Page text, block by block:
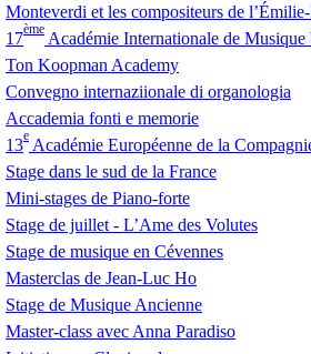
Monteverdi et les compositeurs de
17
ème
Académie Internationale de Musique
Ton Koopman Academy
Convegno internaziionale di organologia
Accademia fonti e memorie
13
e
Académie Européenne de la
Stage dans le sud de la France
Mini-stages de Piano-forte
Stage de juillet - L’Ame des Volutes
Stage de musique en Cévennes
Masterclas de Jean-Luc Ho
Stage de Musique Ancienne
Master-class avec Anna Paradiso